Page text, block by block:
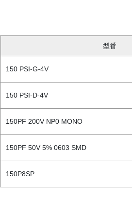
型番
150 PSI-G-4V
150 PSI-D-4V
150PF 200V NP0 MONO
150PF 50V 5% 0603 SMD
150P8SP